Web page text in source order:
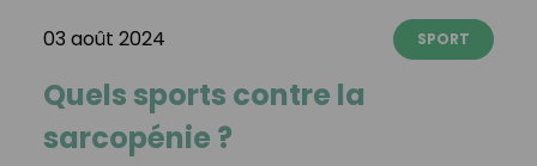
03 août 2024 SPORT
Quels sports contre la
sarcopénie ?